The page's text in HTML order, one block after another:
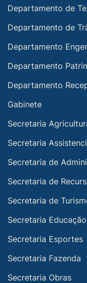
Departamento de
Departamento de
Departamento
Departamento
Departamento
Gabinete
Secretaria
Secretaria
Secretaria de
Secretaria de
Secretaria de
Secretaria Educação
Secretaria Esportes
Secretaria Fazenda
Secretaria Obras